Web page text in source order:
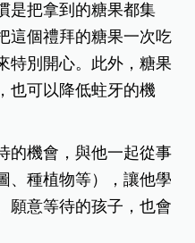
是把拿到的糖果都集
這個禮拜的糖果一次吃
特別開心。此外，糖果
也可以降低蛀牙的機
的機會，與他一起從事
、種植物等），讓他學
願意等待的孩子，也會